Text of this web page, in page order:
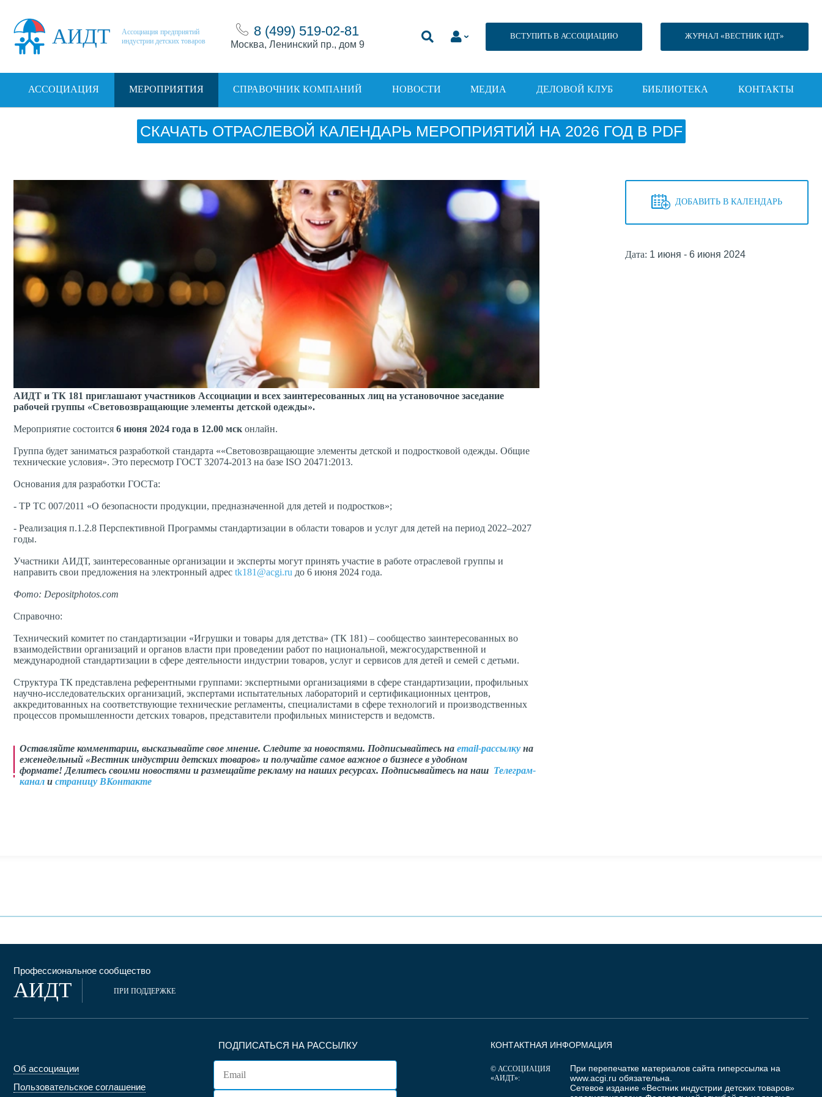
АИДТ
Ассоциация предприятий
индустрии детских товаров
8 (499) 519-02-81
Москва, Ленинский пр., дом 9
ВСТУПИТЬ В АССОЦИАЦИЮ ЖУРНАЛ «ВЕСТНИК ИДТ»
АССОЦИАЦИЯ МЕРОПРИЯТИЯ СПРАВОЧНИК КОМПАНИЙ НОВОСТИ МЕДИА ДЕЛОВОЙ КЛУБ БИБЛИОТЕКА КОНТАКТЫ
СКАЧАТЬ ОТРАСЛЕВОЙ КАЛЕНДАРЬ МЕРОПРИЯТИЙ НА 2026 ГОД В PDF
АИДТ и ТК 181 приглашают участников Ассоциации и всех заинтересованных лиц на установочное заседание
рабочей группы «Световозвращающие элементы детской одежды».
Мероприятие состоится 6 июня 2024 года в 12.00 мск онлайн.
Группа будет заниматься разработкой стандарта ««Световозвращающие элементы детской и подростковой одежды. Общие
технические условия». Это пересмотр ГОСТ 32074-2013 на базе ISO 20471:2013.
Основания для разработки ГОСТа:
- ТР ТС 007/2011 «О безопасности продукции, предназначенной для детей и подростков»;
- Реализация п.1.2.8 Перспективной Программы стандартизации в области товаров и услуг для детей на период 2022–2027
годы.
Участники АИДТ, заинтересованные организации и эксперты могут принять участие в работе отраслевой группы и
направить свои предложения на электронный адрес tk181@acgi.ru до 6 июня 2024 года.
Фото: Depositphotos.com
Справочно:
Технический комитет по стандартизации «Игрушки и товары для детства» (ТК 181) – сообщество заинтересованных во
взаимодействии организаций и органов власти при проведении работ по национальной, межгосударственной и
международной стандартизации в сфере деятельности индустрии товаров, услуг и сервисов для детей и семей с детьми.
Структура ТК представлена референтными группами: экспертными организациями в сфере стандартизации, профильных
научно-исследовательских организаций, экспертами испытательных лабораторий и сертификационных центров,
аккредитованных на соответствующие технические регламенты, специалистами в сфере технологий и производственных
процессов промышленности детских товаров, представители профильных министерств и ведомств.
Оставляйте комментарии, высказывайте свое мнение. Следите за новостями. Подписывайтесь на email-рассылку на
еженедельный «Вестник индустрии детских товаров» и получайте самое важное о бизнесе в удобном
формате! Делитесь своими новостями и размещайте рекламу на наших ресурсах. Подписывайтесь на наш Телеграм-
канал и страницу ВКонтакте
ДОБАВИТЬ В КАЛЕНДАРЬ
Дата: 1 июня - 6 июня 2024
Профессиональное сообщество
АИДТ ПРИ ПОДДЕРЖКЕ
Об ассоциации
Пользовательское соглашение
ПОДПИСАТЬСЯ НА РАССЫЛКУ КОНТАКТНАЯ ИНФОРМАЦИЯ
© АССОЦИАЦИЯ
«АИДТ»:
При перепечатке материалов сайта гиперссылка на
www.acgi.ru обязательна.
Сетевое издание «Вестник индустрии детских товаров»